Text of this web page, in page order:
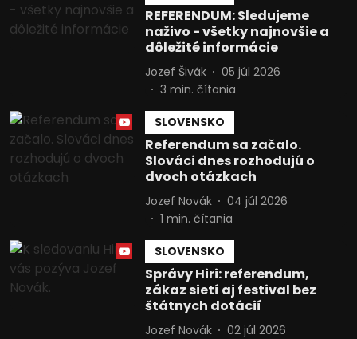
REFERENDUM: Sledujeme
naživo - všetky najnovšie a
dôležité informácie
Jozef Šivák
05 júl 2026
3 min. čítania
SLOVENSKO
Referendum sa začalo.
Slováci dnes rozhodujú o
dvoch otázkach
Jozef Novák
04 júl 2026
1 min. čítania
SLOVENSKO
Správy Hiri: referendum,
zákaz sietí aj festival bez
štátnych dotácií
Jozef Novák
02 júl 2026